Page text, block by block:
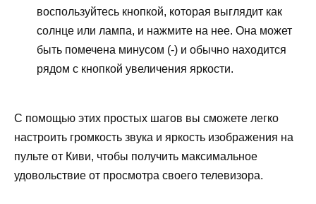
воспользуйтесь кнопкой, которая выглядит как
солнце или лампа, и нажмите на нее. Она может
быть помечена минусом (-) и обычно находится
рядом с кнопкой увеличения яркости.
С помощью этих простых шагов вы сможете легко
настроить громкость звука и яркость изображения на
пульте от Киви, чтобы получить максимальное
удовольствие от просмотра своего телевизора.